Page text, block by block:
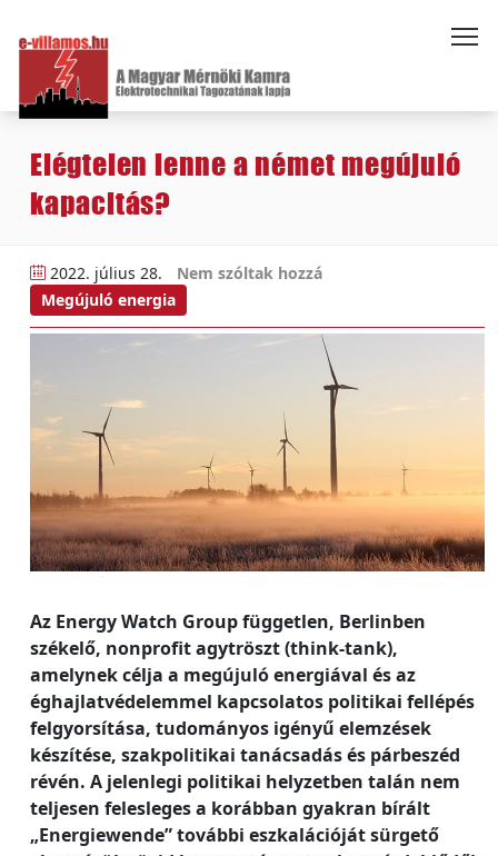
Elégtelen lenne a német megújuló
kapacitás?
2022. július 28.
Nem szóltak hozzá
Megújuló energia
Az Energy Watch Group független, Berlinben
székelő, nonprofit agytröszt (think-tank),
amelynek célja a megújuló energiával és az
éghajlatvédelemmel kapcsolatos politikai fellépés
felgyorsítása, tudományos igényű elemzések
készítése, szakpolitikai tanácsadás és párbeszéd
révén. A jelenlegi politikai helyzetben talán nem
teljesen felesleges a korábban gyakran bírált
„Energiewende” további eszkalációját sürgető